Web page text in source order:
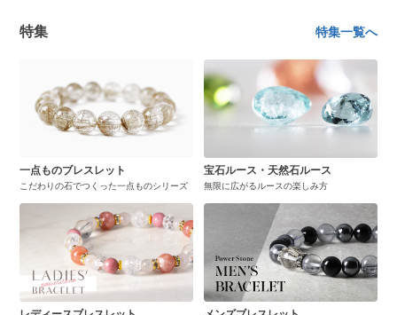
特集 特集一覧へ
一点ものブレスレット
こだわりの石でつくった一点ものシリーズ
宝石ルース・天然石ルース
無限に広がるルースの楽しみ方